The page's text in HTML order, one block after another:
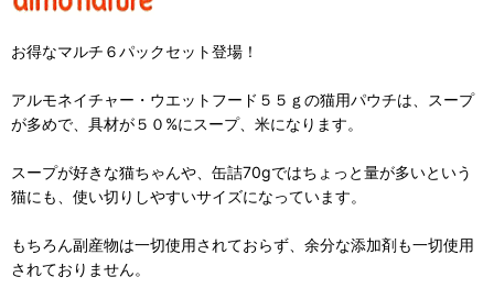
お得なマルチ６パックセット登場！
アルモネイチャー・ウエットフード５５ｇの猫用パウチは、スープ
が多めで、具材が５０%にスープ、米になります。
スープが好きな猫ちゃんや、缶詰70gではちょっと量が多いという
猫にも、使い切りしやすいサイズになっています。
もちろん副産物は一切使用されておらず、余分な添加剤も一切使用
されておりません。